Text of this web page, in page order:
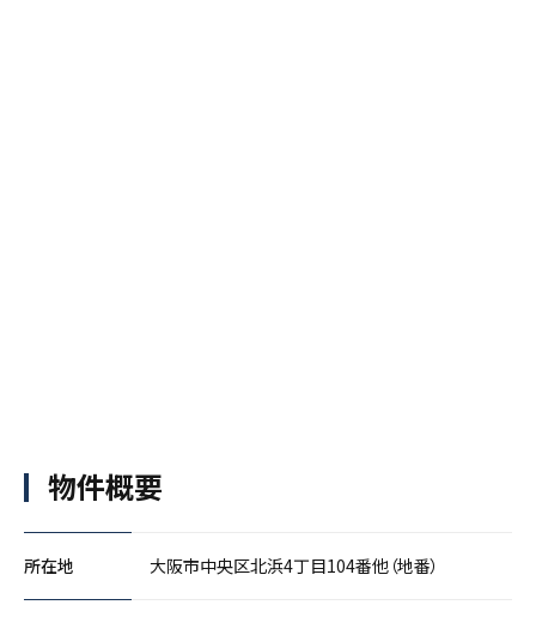
物件概要
所在地 大阪市中央区北浜4丁目104番他（地番）